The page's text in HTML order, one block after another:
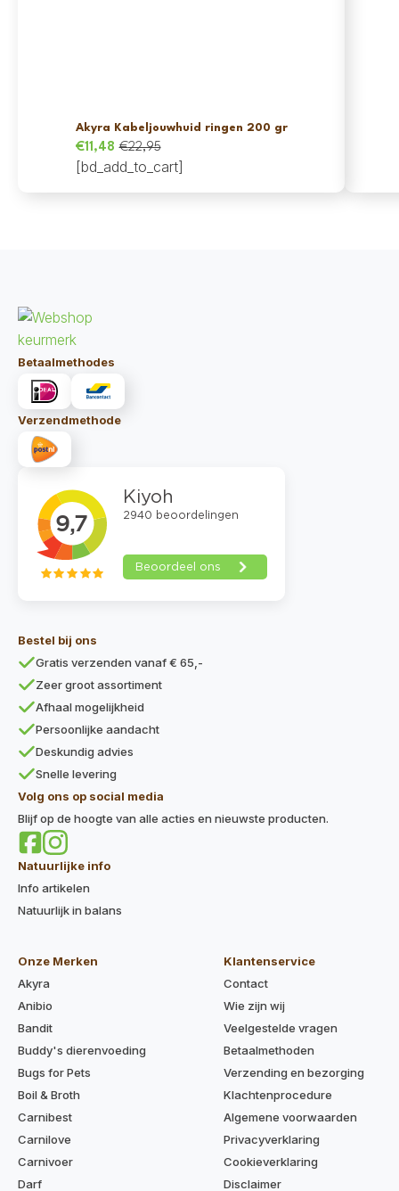
Akyra Kabeljouwhuid ringen 200 gr
€22,95
Oorspronkelijke
prijs
€11,48
Huidige
prijs
[bd_add_to_cart]
Betaalmethodes
Verzendmethode
Bestel bij ons
Gratis verzenden vanaf € 65,-
Zeer groot assortiment
Afhaal mogelijkheid
Persoonlijke aandacht
Deskundig advies
Snelle levering
Volg ons op social media
Blijf op de hoogte van alle acties en nieuwste producten.
Natuurlijke info
Info artikelen
Natuurlijk in balans
Onze Merken
Akyra
Anibio
Bandit
Buddy's dierenvoeding
Bugs for Pets
Boil & Broth
Carnibest
Carnilove
Carnivoer
Darf
Klantenservice
Contact
Wie zijn wij
Veelgestelde vragen
Betaalmethoden
Verzending en bezorging
Klachtenprocedure
Algemene voorwaarden
Privacyverklaring
Cookieverklaring
Disclaimer